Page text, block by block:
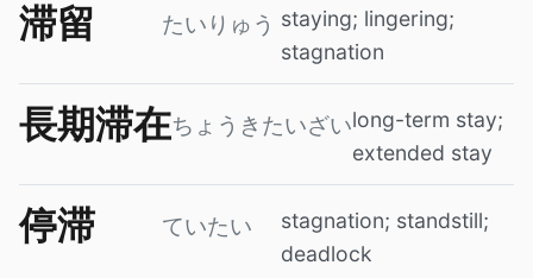
滞留 たいりゅう staying; lingering;
stagnation
長期滞在ちょうきたいざいlong-term stay;
extended stay
停滞 ていたい
stagnation; standstill;
deadlock